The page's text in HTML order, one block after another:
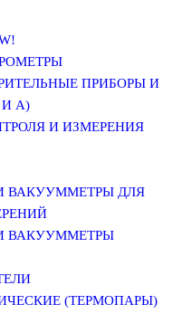
ПРИБОРЫ И
А)
И ИЗМЕРЕНИЯ
ВАКУУММЕТРЫ ДЛЯ
ВАКУУММЕТРЫ
(ТЕРМОПАРЫ)